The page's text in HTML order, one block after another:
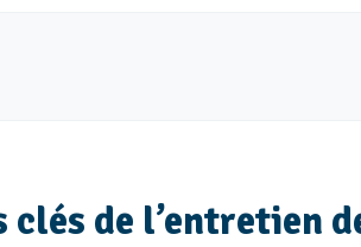
clés de l’entretien